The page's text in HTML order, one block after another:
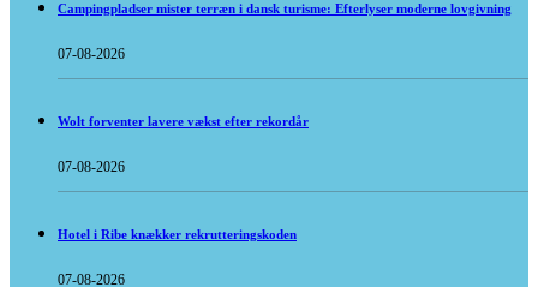
Campingpladser mister terræn i dansk turisme: Efterlyser moderne lovgivning
07-08-2026
Wolt forventer lavere vækst efter rekordår
07-08-2026
Hotel i Ribe knækker rekrutteringskoden
07-08-2026